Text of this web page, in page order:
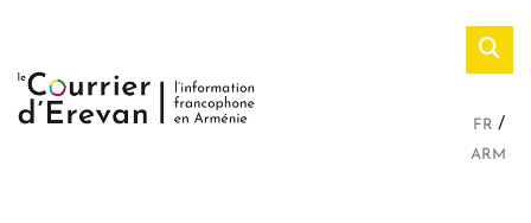
FR
ARM